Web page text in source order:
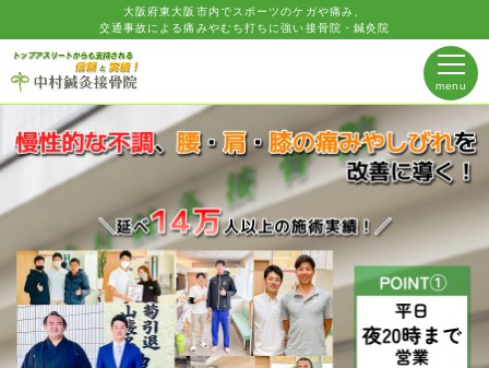
大阪府東大阪市内でスポーツのケガや痛み、
交通事故による痛みやむち打ちに強い接骨院・鍼灸院